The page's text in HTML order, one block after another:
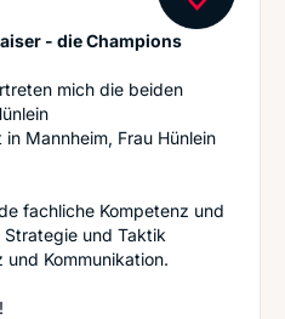
- die Champions
mich die beiden
Mannheim, Frau Hünlein
fachliche Kompetenz und
und Taktik
und Kommunikation.